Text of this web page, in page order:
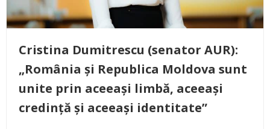
Cristina Dumitrescu (senator AUR):
„România și Republica Moldova sunt
unite prin aceeași limbă, aceeași
credință și aceeași identitate”